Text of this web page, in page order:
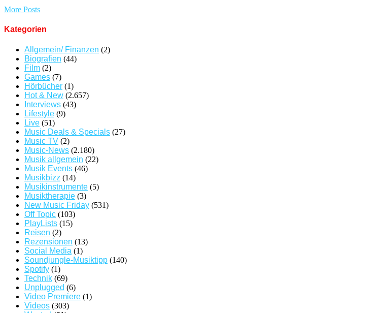
More Posts
Kategorien
Allgemein/ Finanzen (2)
Biografien (44)
Film (2)
Games (7)
Hörbücher (1)
Hot & New (2.657)
Interviews (43)
Lifestyle (9)
Live (51)
Music Deals & Specials (27)
Music TV (2)
Music-News (2.180)
Musik allgemein (22)
Musik Events (46)
Musikbizz (14)
Musikinstrumente (5)
Musiktherapie (3)
New Music Friday (531)
Off Topic (103)
PlayLists (15)
Reisen (2)
Rezensionen (13)
Social Media (1)
Soundjungle-Musiktipp (140)
Spotify (1)
Technik (69)
Unplugged (6)
Video Premiere (1)
Videos (303)